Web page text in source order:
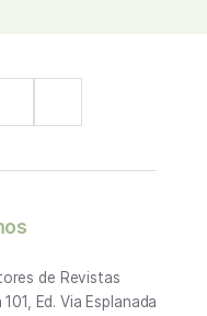
de Revistas
Ed. Via Esplanada